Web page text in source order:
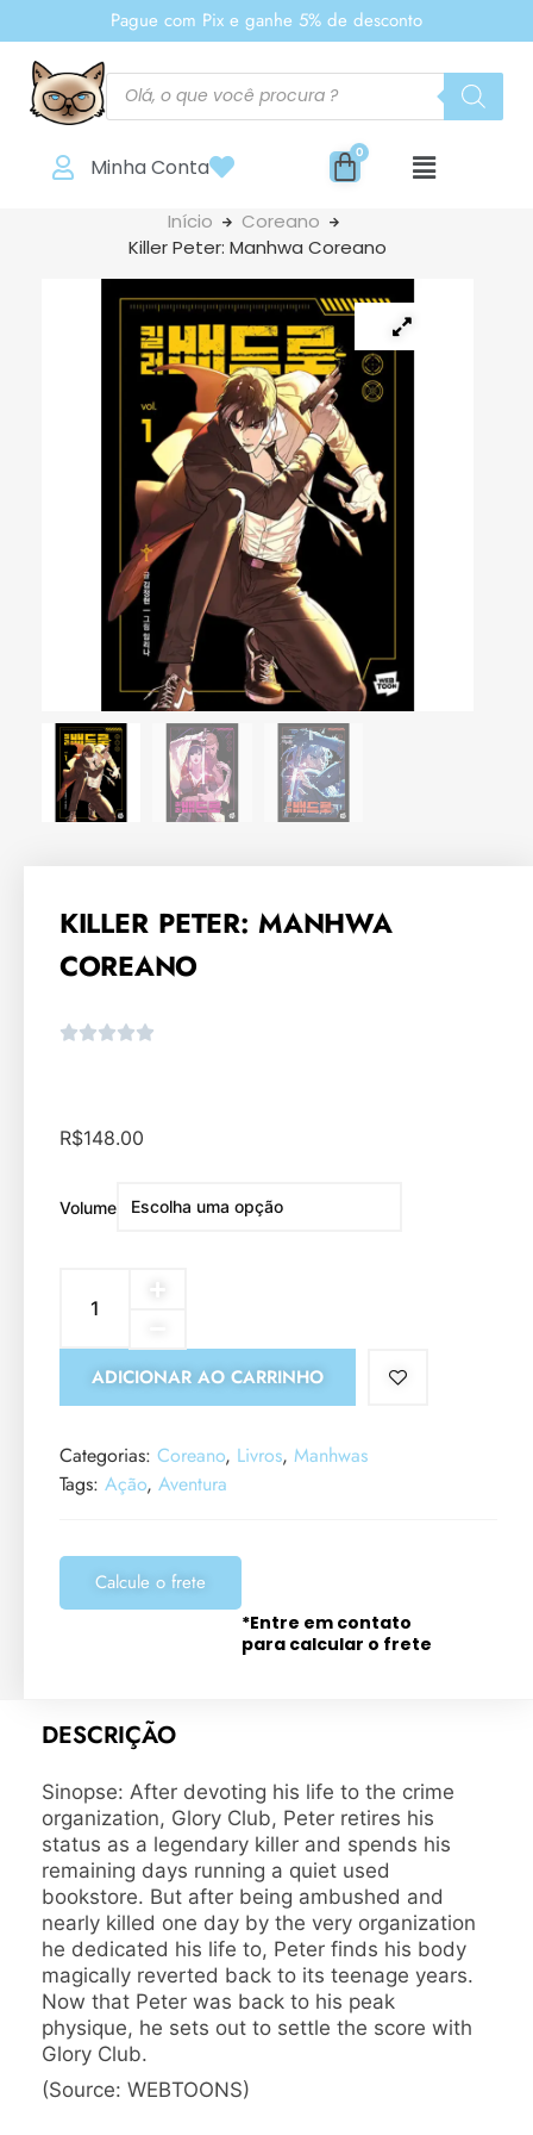
Pague com Pix e ganhe 5% de desconto
Minha Conta
Início
Coreano
Killer Peter: Manhwa Coreano
KILLER PETER: MANHWA
COREANO
R$148.00
Volume
ADICIONAR AO CARRINHO
Categorias: Coreano, Livros, Manhwas
Tags: Ação, Aventura
Calcule o frete
*Entre em contato
para calcular o frete
DESCRIÇÃO
Sinopse: After devoting his life to the crime
organization, Glory Club, Peter retires his
status as a legendary killer and spends his
remaining days running a quiet used
bookstore. But after being ambushed and
nearly killed one day by the very organization
he dedicated his life to, Peter finds his body
magically reverted back to its teenage years.
Now that Peter was back to his peak
physique, he sets out to settle the score with
Glory Club.
(Source: WEBTOONS)